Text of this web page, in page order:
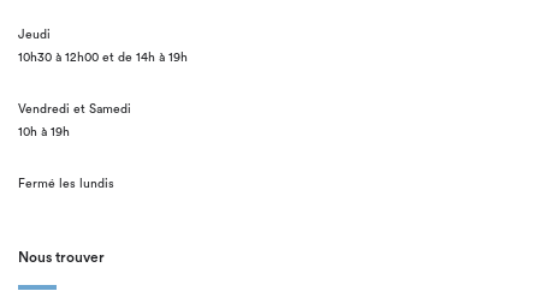
Jeudi
10h30 à 12h00 et de 14h à 19h
Vendredi et Samedi
10h à 19h
Fermé les lundis
Nous trouver